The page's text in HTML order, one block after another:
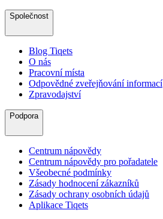
Společnost
Blog Tiqets
O nás
Pracovní místa
Odpovědné zveřejňování informací
Zpravodajství
Podpora
Centrum nápovědy
Centrum nápovědy pro pořadatele
Všeobecné podmínky
Zásady hodnocení zákazníků
Zásady ochrany osobních údajů
Aplikace Tiqets